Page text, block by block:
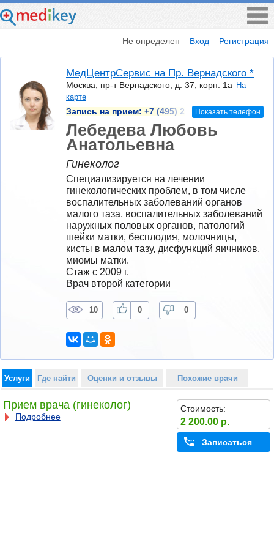
Не определен Вход Регистрация
МедЦентрСервис на Пр. Вернадского *
Москва, пр-т Вернадского, д. 37, корп. 1а На
карте
Запись на прием: +7 (495) 2 Показать телефон
Лебедева Любовь
Анатольевна
Гинеколог
Специализируется на лечении
гинекологических проблем, в том числе
воспалительных заболеваний органов
малого таза, воспалительных заболеваний
наружных половых органов, патологий
шейки матки, бесплодия, молочницы,
кисты в малом тазу, дисфункций яичников,
миомы матки.
Стаж с 2009 г.
Врач второй категории
10 0 0
Услуги Где найти Оценки и отзывы Похожие врачи
Прием врача (гинеколог)
Подробнее
Стоимость:
2 200.00 р.
Записаться